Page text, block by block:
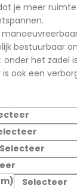
je meer
bestuurbaar
onder het
ook een